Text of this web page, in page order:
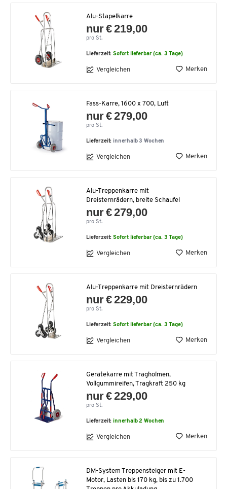
Alu-Stapelkarre
nur € 219,00
pro St.
Lieferzeit:Sofort lieferbar (ca. 3 Tage)
Vergleichen Merken
Fass-Karre, 1600 x 700, Luft
nur € 279,00
pro St.
Lieferzeit: innerhalb 3 Wochen
Vergleichen Merken
Alu-Treppenkarre mit
Dreisternrädern, breite Schaufel
nur € 279,00
pro St.
Lieferzeit:Sofort lieferbar (ca. 3 Tage)
Vergleichen Merken
Alu-Treppenkarre mit Dreisternrädern
nur € 229,00
pro St.
Lieferzeit:Sofort lieferbar (ca. 3 Tage)
Vergleichen Merken
Gerätekarre mit Tragholmen,
Vollgummireifen, Tragkraft 250 kg
nur € 229,00
pro St.
Lieferzeit:innerhalb 2 Wochen
Vergleichen Merken
DM-System Treppensteiger mit E-
Motor, Lasten bis 170 kg, bis zu 1.700